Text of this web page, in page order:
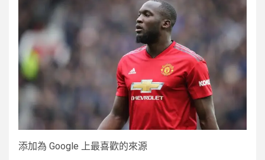
添加為 Google 上最喜歡的來源